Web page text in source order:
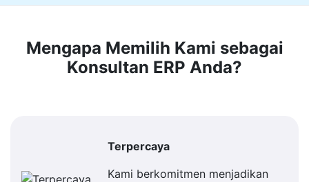
Mengapa Memilih Kami sebagai
Konsultan ERP Anda?
Terpercaya
Kami berkomitmen menjadikan